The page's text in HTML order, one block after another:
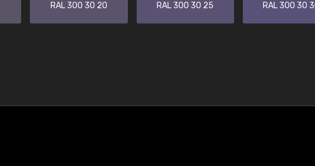
RAL 300 30 20 RAL 300 30 25 RAL 300 30